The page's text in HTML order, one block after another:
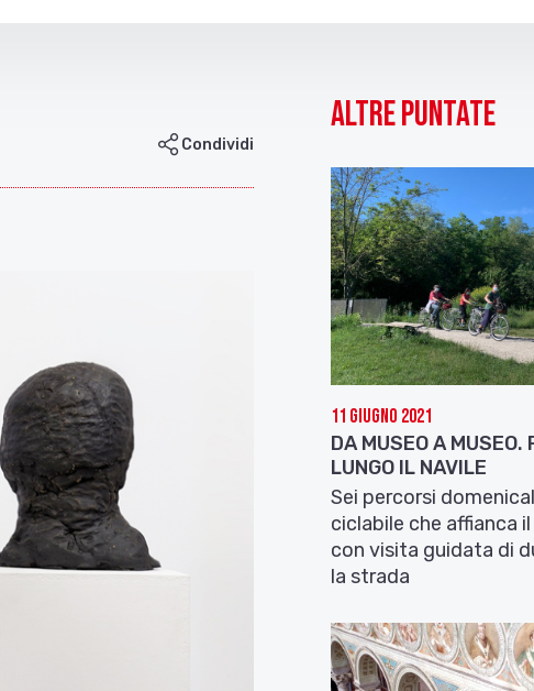
Condividi
Altre puntate
11 Giugno 2021
DA MUSEO A MUSEO.
LUNGO IL NAVILE
Sei percorsi
ciclabile che affianca
con visita guidata di
la strada